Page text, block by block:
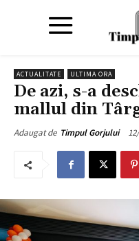
ACTUALITATE ULTIMA ORA
De azi, s-a
mallul din
Adaugat de Timpul Gorjului